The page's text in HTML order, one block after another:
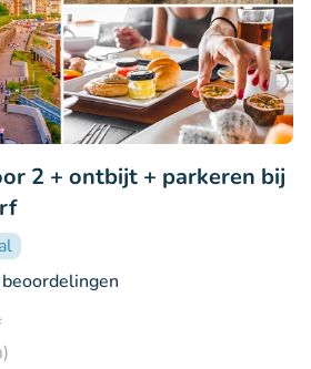
2 + ontbijt + parkeren bij